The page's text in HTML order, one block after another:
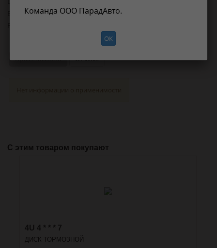
Высота, мм:
80
Применимость Отзывы
С этим товаром покупают
4U 4 * * * 7
ДИСК ТОРМОЗНОЙ
Команда ООО ПарадАвто.
ОК